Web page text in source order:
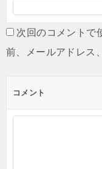
次回のコメントで
前、メールアドレス
コメント